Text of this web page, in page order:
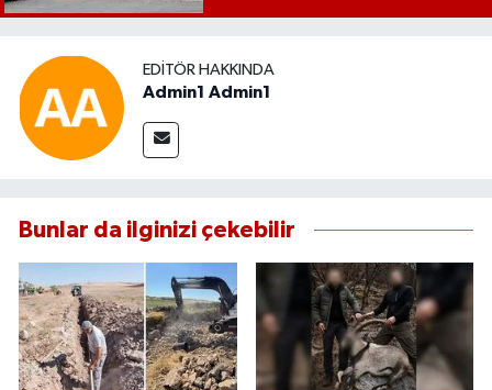
EDITÖR HAKKINDA
Admin1 Admin1
Bunlar da ilginizi çekebilir